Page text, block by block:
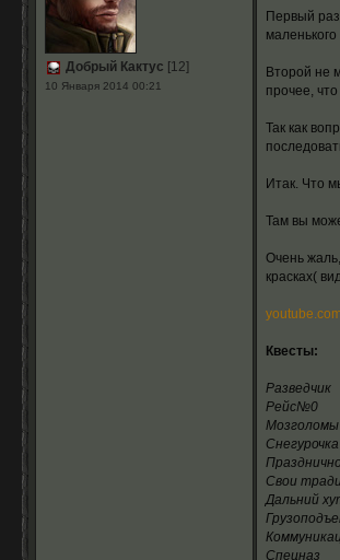
Добрый Кактус [12]
10 Января 2014 00:21
Первый
Второй не
прочее,
Так как
Итак. Что
Там вы
Очень
красках(
Квесты:
Разведчик
Рейс№0
Мозголомы
Снегурочка
Свои
Дальний
Спецназ